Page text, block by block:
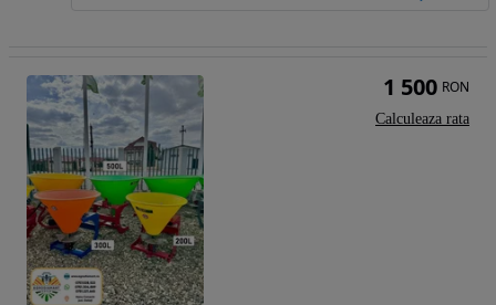
1 500 RON
Calculeaza rata